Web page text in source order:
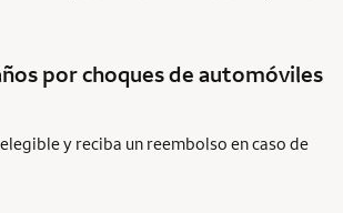
por choques de automóviles
y reciba un reembolso en caso de